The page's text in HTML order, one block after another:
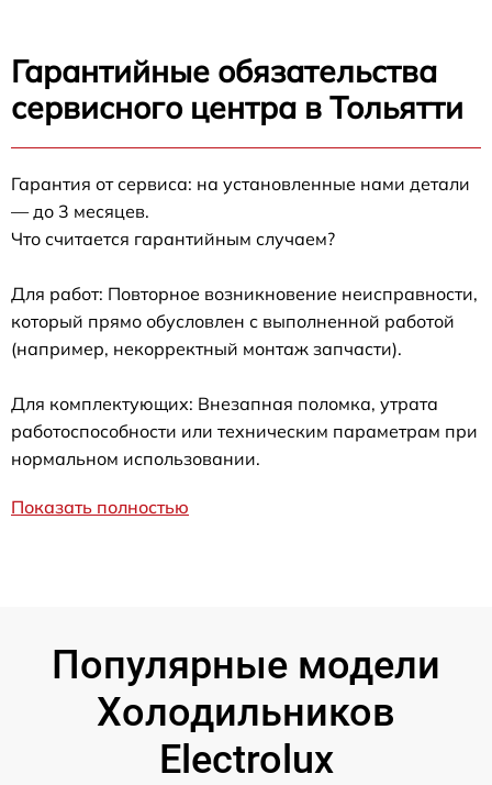
Гарантийные обязательства
сервисного центра в Тольятти
Гарантия от сервиса: на установленные нами детали
— до 3 месяцев.
Что считается гарантийным случаем?
Для работ: Повторное возникновение неисправности,
который прямо обусловлен с выполненной работой
(например, некорректный монтаж запчасти).
Для комплектующих: Внезапная поломка, утрата
работоспособности или техническим параметрам при
нормальном использовании.
Показать полностью
Популярные модели
Холодильников
Electrolux